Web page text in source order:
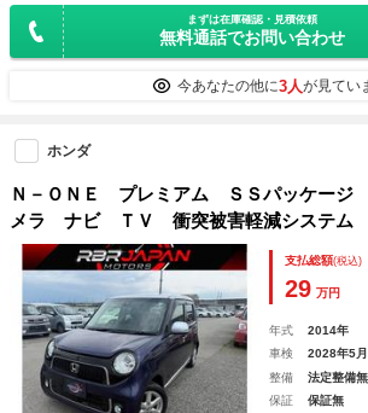
まずは在庫確認・見積依頼
無料通話でお問い合わせ
今あなたの他に3人が見てい
ホンダ
Ｎ－ＯＮＥ プレミアム ＳＳパッケー
メラ ナビ ＴＶ 衝突被害軽減システム
ＩＤ スマートキー アイドリングストッ
ー シートヒーター ベンチシート ＣＶ
支払総額(税込)
29 万円
年式 2014年
車検
2028年5月
整備
法定整備無
保証
保証無